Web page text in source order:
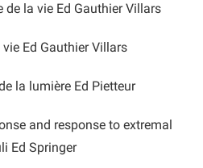
de la vie Ed Gauthier Villars
Ed Gauthier Villars
la lumière Ed Pietteur
and response to extremal
Ed Springer